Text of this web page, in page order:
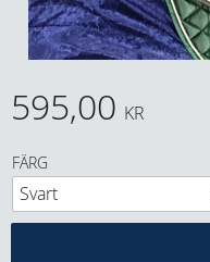
595,00 KR
FÄRG